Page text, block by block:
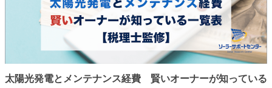
太陽光発電とメンテナンス経費 賢いオーナーが知っている